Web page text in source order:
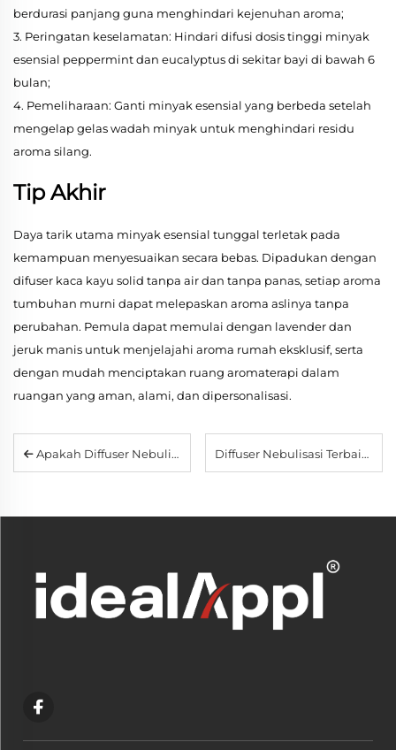
berdurasi panjang guna menghindari kejenuhan aroma;
3. Peringatan keselamatan: Hindari difusi dosis tinggi minyak
esensial peppermint dan eucalyptus di sekitar bayi di bawah 6
bulan;
4. Pemeliharaan: Ganti minyak esensial yang berbeda setelah
mengelap gelas wadah minyak untuk menghindari residu
aroma silang.
Tip Akhir
Daya tarik utama minyak esensial tunggal terletak pada
kemampuan menyesuaikan secara bebas. Dipadukan dengan
difuser kaca kayu solid tanpa air dan tanpa panas, setiap aroma
tumbuhan murni dapat melepaskan aroma aslinya tanpa
perubahan. Pemula dapat memulai dengan lavender dan
jeruk manis untuk menjelajahi aroma rumah eksklusif, serta
dengan mudah menciptakan ruang aromaterapi dalam
ruangan yang aman, alami, dan dipersonalisasi.
Apakah Diffuser Nebulisasi Aman untuk Hewan Peliharaan dan Anak-Anak? Tips Ahli serta Model Teraman Teratas Diffuser Nebulisasi Terbaik 2026: Mengapa Model Kaca Tanpa Air Lebih Unggul Dibandingkan yang Ultrasonik